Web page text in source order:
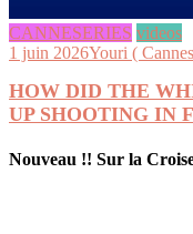
CANNESERIES videos
1 juin 2026Youri (
HOW DID THE
UP SHOOTING IN
Nouveau !! Sur la